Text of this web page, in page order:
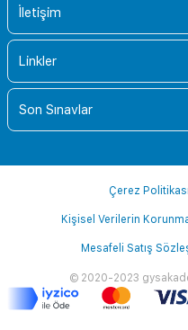
İletişim
Linkler
Son Sınavlar
© 2020-2023
Çerez Politikası
Kişisel Verilerin
Mesafeli Satış